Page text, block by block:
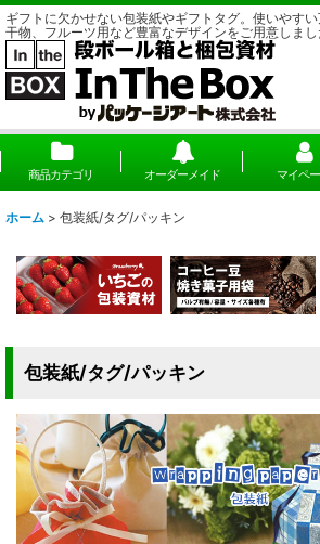
ギフトに欠かせない包装紙やギフトタグ。使いやすい
干物、フルーツ用など豊富なデザインをご用意しまし
商品カテゴリ オーダーメイド マイペ
ホーム > 包装紙/タグ/パッキン
包装紙/タグ/パッキン